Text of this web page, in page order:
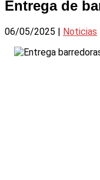
Entrega de
06/05/2025 | Noticias